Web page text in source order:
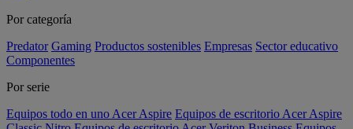
Por categoría
Predator Gaming Productos sostenibles Empresas Sector educativo
Componentes
Por serie
Equipos todo en uno Acer Aspire Equipos de escritorio Acer Aspire